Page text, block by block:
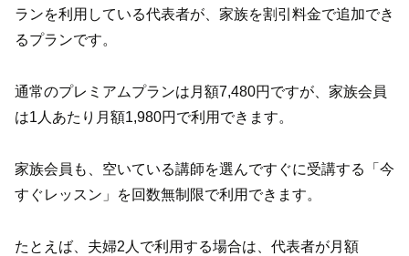
ランを利用している代表者が、家族を割引料金で追加でき
るプランです。
通常のプレミアムプランは月額7,480円ですが、家族会員
は1人あたり月額1,980円で利用できます。
家族会員も、空いている講師を選んですぐに受講する「今
すぐレッスン」を回数無制限で利用できます。
たとえば、夫婦2人で利用する場合は、代表者が月額